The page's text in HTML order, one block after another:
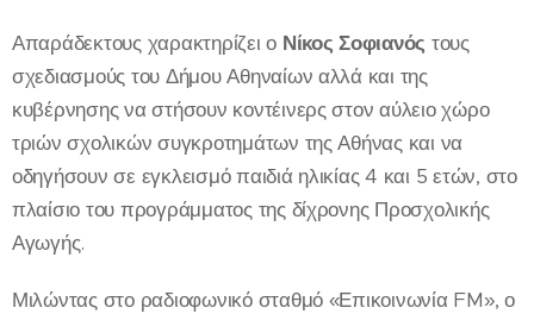
Απαράδεκτους χαρακτηρίζει ο Νίκος Σοφιανός τους
σχεδιασμούς του Δήμου Αθηναίων αλλά και της
κυβέρνησης να στήσουν κοντέινερς στον αύλειο χώρο
τριών σχολικών συγκροτημάτων της Αθήνας και να
οδηγήσουν σε εγκλεισμό παιδιά ηλικίας 4 και 5 ετών, στο
πλαίσιο του προγράμματος της δίχρονης Προσχολικής
Αγωγής.
Μιλώντας στο ραδιοφωνικό σταθμό «Επικοινωνία FM», ο